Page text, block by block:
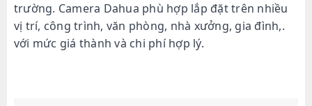
trường. Camera Dahua phù hợp lắp đặt trên nhiều
vị trí, công trình, văn phòng, nhà xưởng, gia đình,.
với mức giá thành và chi phí hợp lý.